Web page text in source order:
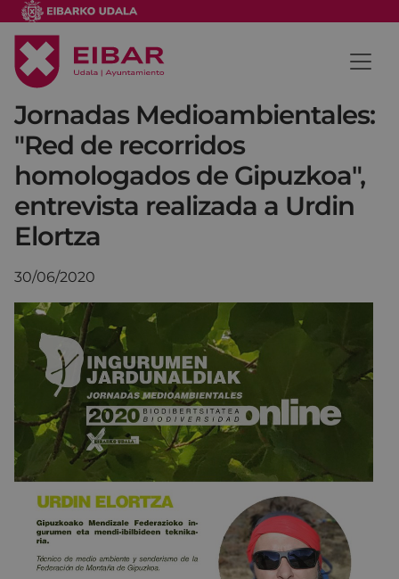
Jornadas Medioambientales:
"Red de recorridos
homologados de Gipuzkoa",
entrevista realizada a Urdin
Elortza
30/06/2020